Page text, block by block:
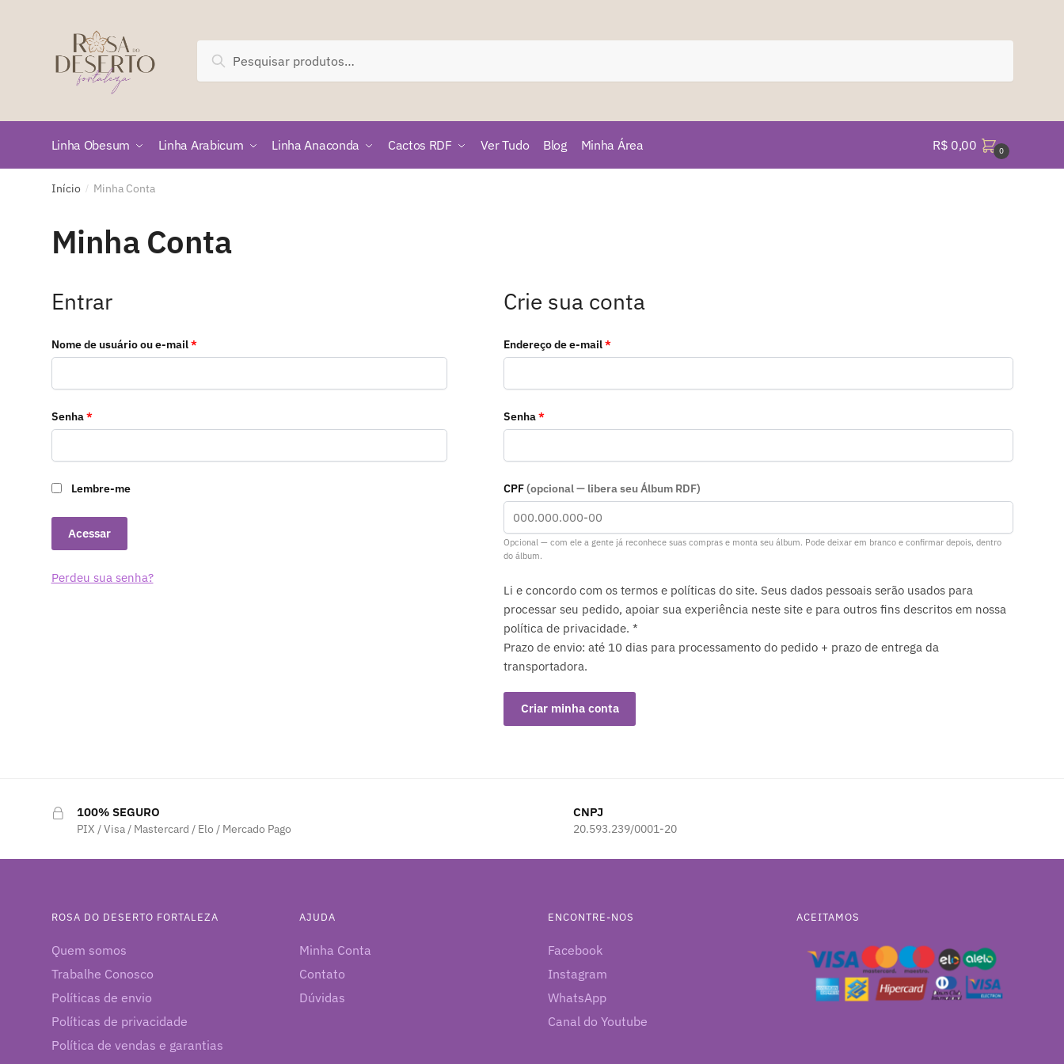
por:
Pesquisar
Linha Obesum Linha Arabicum Linha Anaconda Cactos RDF Ver Tudo Blog Minha Área R$ 0,00 0
Início / Minha Conta
Minha Conta
Entrar
Nome de usuário ou e-mail*Obrigatório
Senha*Obrigatório
Lembre-me
Acessar
Perdeu sua senha?
Crie sua conta
Endereço de e-mail*Obrigatório
Senha*Obrigatório
CPF(opcional — libera seu Álbum RDF)
Opcional — com ele a gente já reconhece suas compras e monta seu álbum. Pode deixar em branco e confirmar depois, dentro
do álbum.
Li e concordo com os termos e políticas do site. Seus dados pessoais serão usados ​​para
processar seu pedido, apoiar sua experiência neste site e para outros fins descritos em nossa
política de privacidade. *
Prazo de envio: até 10 dias para processamento do pedido + prazo de entrega da
transportadora.
Criar minha conta
100% SEGURO
PIX / Visa / Mastercard / Elo / Mercado Pago
CNPJ
20.593.239/0001-20
ROSA DO DESERTO FORTALEZA
Quem somos
Trabalhe Conosco
Políticas de envio
Políticas de privacidade
Política de vendas e garantias
AJUDA
Minha Conta
Contato
Dúvidas
ENCONTRE-NOS
Facebook
Instagram
WhatsApp
Canal do Youtube
ACEITAMOS